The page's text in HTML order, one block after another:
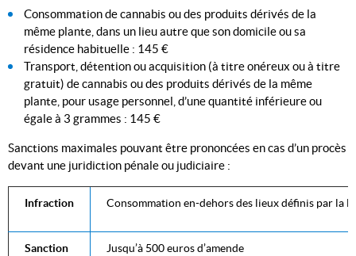
Consommation de cannabis ou des produits dérivés de la
même plante, dans un lieu autre que son domicile ou sa
résidence habituelle : 145 €
Transport, détention ou acquisition (à titre onéreux ou à titre
gratuit) de cannabis ou des produits dérivés de la même
plante, pour usage personnel, d’une quantité inférieure ou
égale à 3 grammes : 145 €
Sanctions maximales pouvant être prononcées en cas d’un procès
devant une juridiction pénale ou judiciaire :
Infraction Consommation en-dehors des lieux définis par la
Sanction Jusqu’à 500 euros d’amende